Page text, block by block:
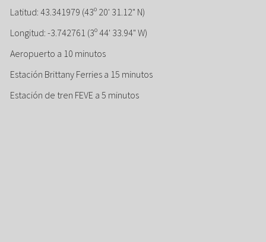
Latitud: 43.341979 (43º 20' 31.12" N)
Longitud: -3.742761 (3º 44' 33.94" W)
Aeropuerto a 10 minutos
Estación Brittany Ferries a 15 minutos
Estación de tren FEVE a 5 minutos